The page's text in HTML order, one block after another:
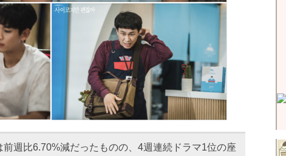
前週比6.70%減だったものの、4週連続ドラマ1位の座